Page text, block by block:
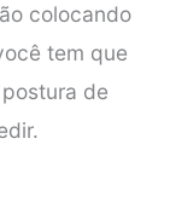
colocando
tem que
de